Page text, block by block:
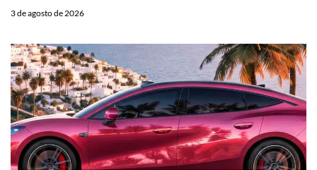
3 de agosto de 2026